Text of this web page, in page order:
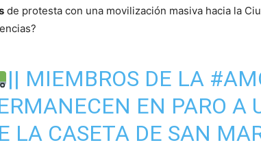
de protesta con una movilización masiva hacia la
|| MIEMBROS DE LA
EN PARO A
LA CASETA DE SAN